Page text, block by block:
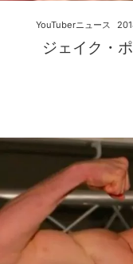
ジェイク・
YouTuberニュース